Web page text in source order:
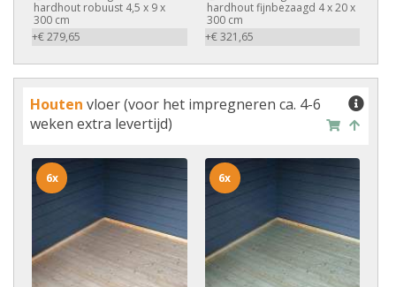
hardhout robuust 4,5 x 9 x
300 cm
+€ 279,65
hardhout fijnbezaagd 4 x 20 x
300 cm
+€ 321,65
Houten vloer (voor het impregneren ca. 4-6
weken extra levertijd)
6x 6x